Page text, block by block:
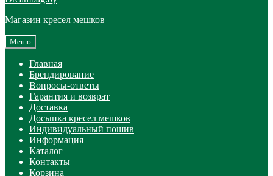
Магазин кресел мешков
Меню
Главная
Брендирование
Вопросы-ответы
Гарантия и возврат
Доставка
Досыпка кресел мешков
Индивидуальный пошив
Информация
Каталог
Контакты
Корзина